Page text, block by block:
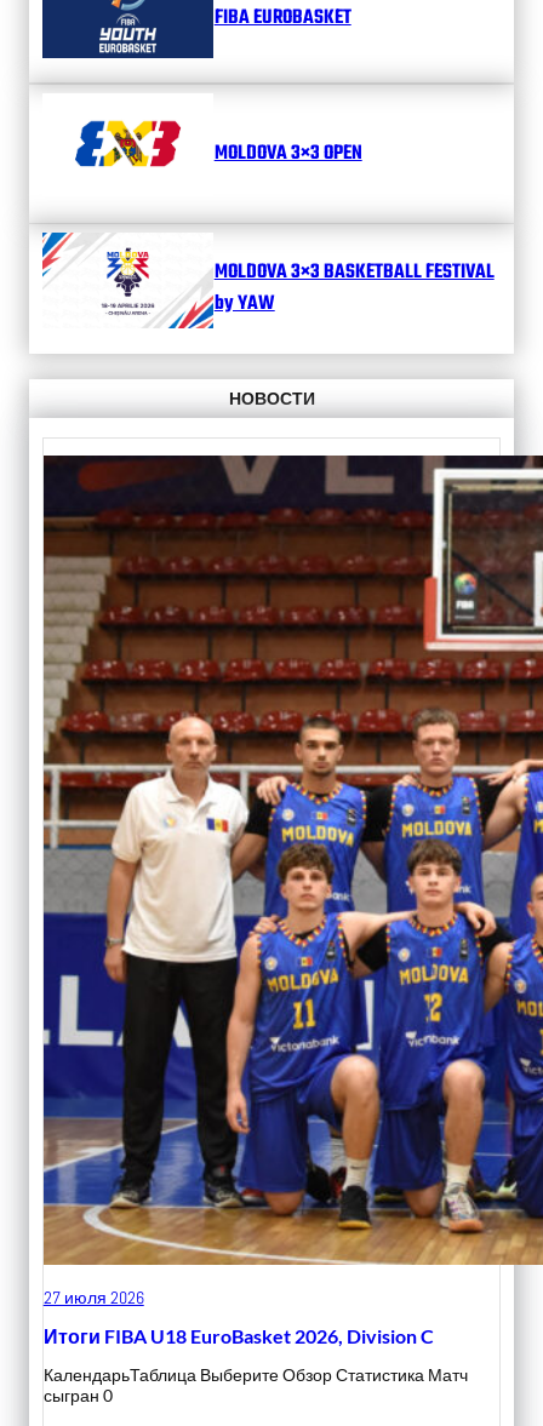
FIBA EUROBASKET
MOLDOVA 3×3 OPEN
MOLDOVA 3×3 BASKETBALL FESTIVAL
by YAW
НОВОСТИ
27 июля 2026
Итоги FIBA U18 EuroBasket 2026, Division C
КалендарьТаблица Выберите Обзор Статистика Матч
сыгран 0